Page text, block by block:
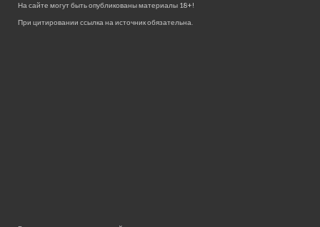
На сайте могут быть опубликованы материалы 18+!
При цитировании ссылка на источник обязательна.